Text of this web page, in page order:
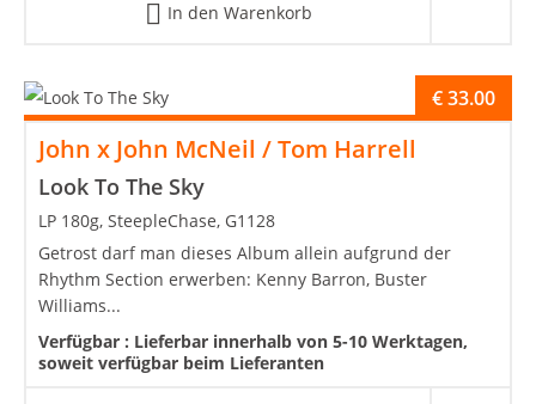
In den Warenkorb
John x John McNeil / Tom Harrell
Look To The Sky
€33.00
LP 180g, SteepleChase, G1128
Getrost darf man dieses Album allein aufgrund der
Rhythm Section erwerben: Kenny Barron, Buster
Williams...
Verfügbar : Lieferbar innerhalb von 5-10 Werktagen,
soweit verfügbar beim Lieferanten